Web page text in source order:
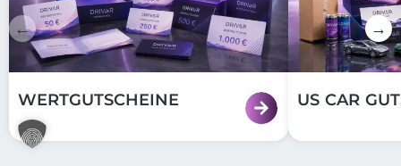
←
WERTGUTSCHEINE US CAR
→